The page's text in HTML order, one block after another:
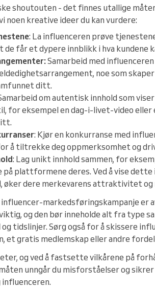
shoutouten - det finnes utallige
noen kreative ideer du kan vurdere:
: La influenceren prøve
de får et dypere innblikk i hva kundene
Samarbeid med
noe som
ditt.
om autentisk innhold som
for eksempel en dag-i-livet-video
: Kjør en konkurranse med
å tiltrekke deg oppmerksomhet og
: Lag unikt innhold sammen, for
på plattformene deres. Ved å vise
øker dere merkevarens attraktivitet
markedsføringskampanje er
og den bør inneholde alt fra type
tidslinjer. Sørg også for å skissere
et gratis medlemskap eller andre
og ved å fastsette vilkårene på
unngår du misforståelser og